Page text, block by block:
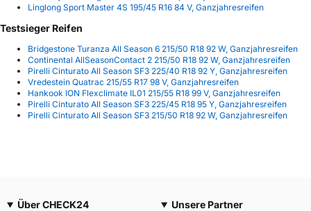
Linglong Sport Master 4S 195/45 R16 84 V, Ganzjahresreifen
Testsieger Reifen
Bridgestone Turanza All Season 6 215/50 R18 92 W, Ganzjahresreifen
Continental AllSeasonContact 2 215/50 R18 92 W, Ganzjahresreifen
Pirelli Cinturato All Season SF3 225/40 R18 92 Y, Ganzjahresreifen
Vredestein Quatrac 215/55 R17 98 V, Ganzjahresreifen
Hankook ION Flexclimate IL01 215/55 R18 99 V, Ganzjahresreifen
Pirelli Cinturato All Season SF3 225/45 R18 95 Y, Ganzjahresreifen
Pirelli Cinturato All Season SF3 215/50 R18 92 W, Ganzjahresreifen
Über CHECK24
Unsere Partner